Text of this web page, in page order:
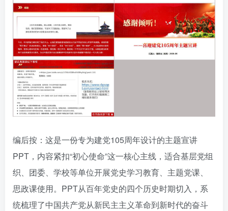
编后按：这是一份专为建党105周年设计的主题宣讲
PPT，内容紧扣“初心使命”这一核心主线，适合基层党组
织、团委、学校等单位开展党史学习教育、主题党课、
思政课使用。PPT从百年党史的四个历史时期切入，系
统梳理了中国共产党从新民主主义革命到新时代的奋斗